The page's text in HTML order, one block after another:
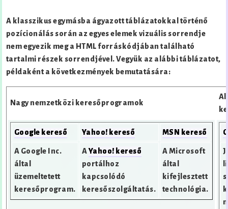
A klasszikus egymásba ágyazott táblázatokkal történő
pozícionálás során az egyes elemek vizuális sorrendje
nem egyezik meg a HTML forráskódjában található
tartalmi részek sorrendjével. Vegyük az alábbi táblázatot,
példaként a következmények bemutatására:
Nagy nemzetközi keresőprogramok
Google kereső Yahoo! kereső
MSN kereső
A Google Inc.
által
üzemeltetett
keresőprogram.
AYahoo! kereső
portálhoz
kapcsolódó
keresőszolgáltatás.
A Microsoft
által
kifejlesztett
technológia.